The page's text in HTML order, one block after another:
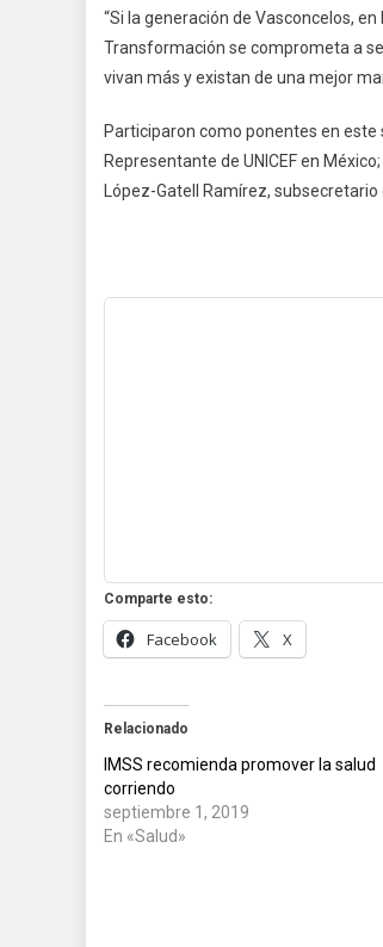
“Si la generación de Vasconcelos,
Transformación se comprometa a
vivan más y existan de una mejor
Participaron como ponentes en este
Representante de UNICEF en
López-Gatell Ramírez,
Comparte esto:
Facebook X
Relacionado
IMSS recomienda promover la salud
corriendo
septiembre 1, 2019
En «Salud»